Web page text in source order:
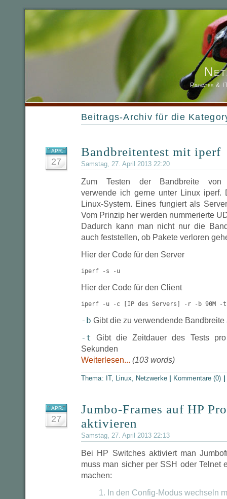
Privates &
Beitrags-Archiv für die
APR.
27
Bandbreitentest mit iperf
Samstag, 27. April 2013 22:20
Zum Testen der Bandbreite von
verwende ich gerne unter Linux iperf.
Linux-System. Eines fungiert als
Vom Prinzip her werden nummerierte
Dadurch kann man nicht nur die
auch feststellen, ob Pakete verloren
Hier der Code für den Server
iperf -s -u
Hier der Code für den Client
iperf -u -c [IP des Servers] -r -b 90M -t
-b Gibt die zu verwendende Bandbreite
-t
Gibt die Zeitdauer des Tests
Sekunden
Weiterlesen... (103 words)
Thema: IT, Linux, Netzwerke Kommentare (0)
APR.
27
Jumbo-Frames auf HP
aktivieren
Samstag, 27. April 2013 22:13
Bei HP Switches aktiviert man
muss man sicher per SSH oder Telnet
machen:
In den Config-Modus wechseln